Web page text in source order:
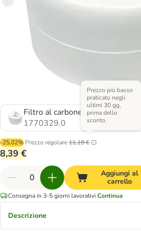
Filtro al carbone in pile in
1770329.0
-25.02% Prezzo regolare11,19 €
Prezzo più basso
praticato negli
ultimi 30 gg,
prima dello
sconto.
8,39 €
Aggiungi al
carrello
Consegna in 3-5 giorni lavorativi Continua
Descrizione